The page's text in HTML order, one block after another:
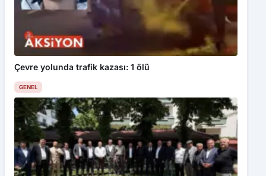
Çevre yolunda trafik kazası: 1 ölü
GENEL